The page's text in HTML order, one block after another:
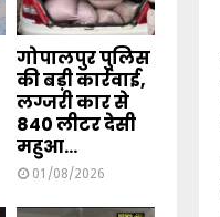
गोपालपुर पुलिस
की बड़ी कार्रवाई,
लग्जरी कार से
840 लीटर देसी
महुआ...
01/08/2026